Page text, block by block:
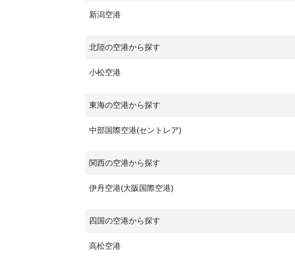
新潟空港
北陸の空港から探す
小松空港
東海の空港から探す
中部国際空港(セントレア)
関西の空港から探す
伊丹空港(大阪国際空港)
四国の空港から探す
高松空港